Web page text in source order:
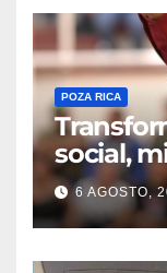
POZA RICA
social,
siete
Apoyo a
Nahle
6 AGOSTO,